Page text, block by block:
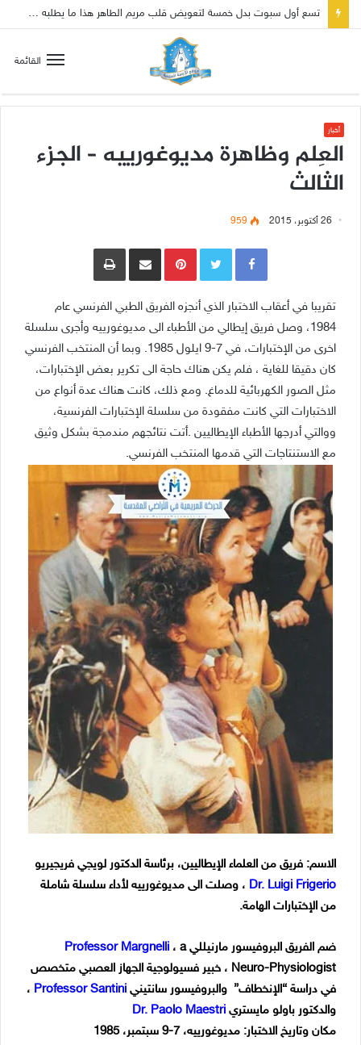
القائمة
أخبار
العِلم وظاهرة مديوغورييه – الجزء
الثالث
26 أكتوبر، 2015 959
Pinterestمشاركة عبر البريد طباعة
تقريبا في أعقاب الاختبار الذي أنجزه الفريق الطبي الفرنسي عام
1984، وصل فريق إيطالي من الأطباء الى مديوغورييه وأجرى سلسلة
اخرى من الإختبارات، في 7-9 ايلول 1985. وبما أن المنتخب الفرنسي
كان دقيقا للغاية ، فلم يكن هناك حاجة الى تكرير بعض الإختبارات،
مثل الصور الكهربائية للدماغ. ومع ذلك، كانت هناك عدة أنواع من
الاختبارات التي كانت مفقودة من سلسلة الإختبارات الفرنسية،
ووالتي أدرجها الأطباء الإيطاليين .أتت نتائجهم مندمجة بشكل وثيق
مع الاستنتاجات التي قدمها المنتخب الفرنسي.
الاسم: فريق من العلماء الإيطاليين، برئاسة الدكتور لويجي فريجيريو
Dr. Luigi Frigerio ، وصلت الى مديوغورييه لأداء سلسلة شاملة
من الإختبارات الهامة.
ضم الفريق البروفيسور مارنيللي Professor Margnelli ، a
Neuro-Physiologist ، خبير فسيولوجية الجهاز العصبي متخصص
في دراسة “الإنخطاف” والبروفيسور سانتيني Professor Santini ،
والدكتور باولو مايستري
مكان وتاريخ الاختبار: مديوغورييه، 7-9 سبتمبر، 1985